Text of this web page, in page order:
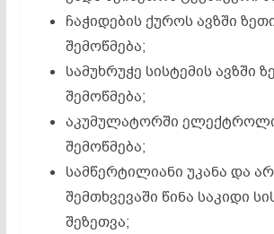
ჩაჭიდების ქუროს ავზში
შემოწმება;
სამუხრუჭე სისტემის ავზში
შემოწმება;
აკუმულატორში
შემოწმება;
სამწერტილიანი უკანა და
შემთხვევაში წინა საკიდი
შეზეთვა;